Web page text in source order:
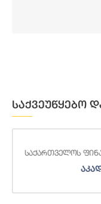
საქვეუწყებო
საქართველოს